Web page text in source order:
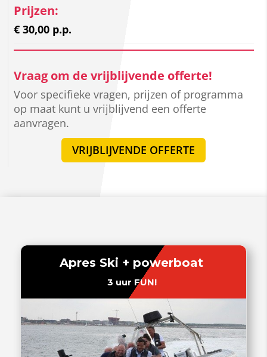
Prijzen:
€ 30,00 p.p.
Vraag om de vrijblijvende offerte!
Voor specifieke vragen, prijzen of programma
op maat kunt u vrijblijvend een offerte
aanvragen.
VRIJBLIJVENDE OFFERTE
Apres Ski + powerboat
3 uur FUN!